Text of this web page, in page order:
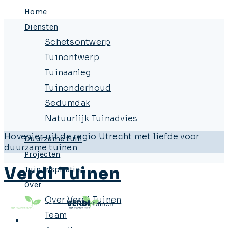
Home
Diensten
Schetsontwerp
Tuinontwerp
Tuinaanleg
Tuinonderhoud
Sedumdak
Natuurlijk Tuinadvies
Duurzame tuin
Projecten
Tuin inspiratie
Over
Over Verdi Tuinen
Team
Hovenier uit de regio Utrecht met liefde voor
duurzame tuinen
Verdi Tuinen